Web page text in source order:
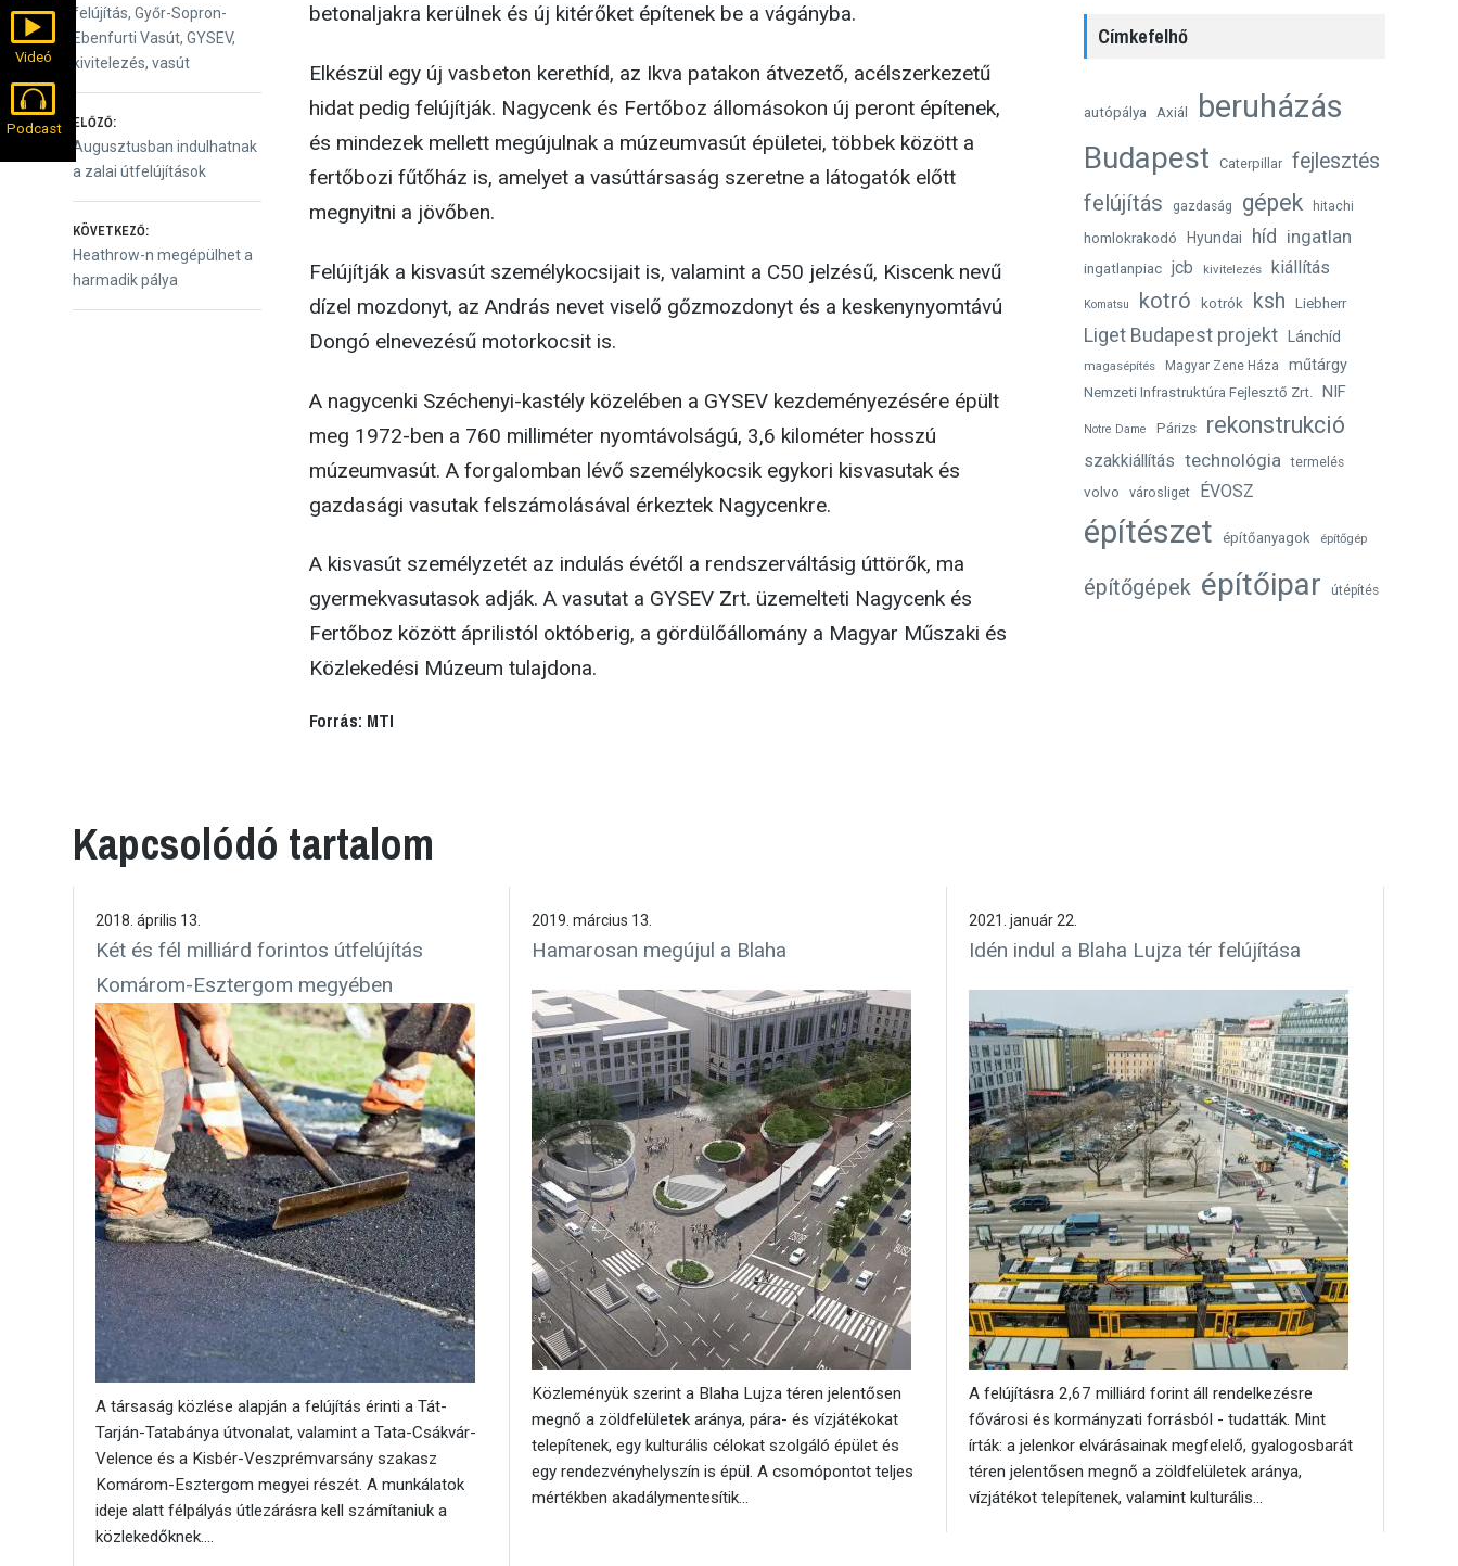
betonaljakra kerülnek és új kitérőket építenek be a vágányba.
Elkészül egy új vasbeton kerethíd, az Ikva patakon átvezető, acélszerkezetű
hidat pedig felújítják. Nagycenk és Fertőboz állomásokon új peront építenek,
és mindezek mellett megújulnak a múzeumvasút épületei, többek között a
fertőbozi fűtőház is, amelyet a vasúttársaság szeretne a látogatók előtt
megnyitni a jövőben.
Felújítják a kisvasút személykocsijait is, valamint a C50 jelzésű, Kiscenk nevű
dízel mozdonyt, az András nevet viselő gőzmozdonyt és a keskenynyomtávú
Dongó elnevezésű motorkocsit is.
A nagycenki Széchenyi-kastély közelében a GYSEV kezdeményezésére épült
meg 1972-ben a 760 milliméter nyomtávolságú, 3,6 kilométer hosszú
múzeumvasút. A forgalomban lévő személykocsik egykori kisvasutak és
gazdasági vasutak felszámolásával érkeztek Nagycenkre.
A kisvasút személyzetét az indulás évétől a rendszerváltásig úttörők, ma
gyermekvasutasok adják. A vasutat a GYSEV Zrt. üzemelteti Nagycenk és
Fertőboz között áprilistól októberig, a gördülőállomány a Magyar Műszaki és
Közlekedési Múzeum tulajdona.
Forrás: MTI
felújítás,Győr-Sopron-
Ebenfurti Vasút,GYSEV,
kivitelezés,vasút
Bejegyzés
navigáció
ELŐZŐ:
Előző
bejegyzés:
Augusztusban indulhatnak
a zalai útfelújítások
KÖVETKEZŐ:
Következő
bejegyzés:
Heathrow-n megépülhet a
harmadik pálya
Címkefelhő
autópálya Axiál beruházás
Budapest Caterpillar fejlesztés
felújítás gazdaság gépek hitachi
homlokrakodó Hyundai híd ingatlan
ingatlanpiac jcb kivitelezés kiállítás
Komatsu kotró kotrók ksh Liebherr
Liget Budapest projekt Lánchíd
magasépítés Magyar Zene Háza műtárgy
Nemzeti Infrastruktúra Fejlesztő Zrt. NIF
Notre Dame Párizs rekonstrukció
szakkiállítás technológia termelés
volvo városliget ÉVOSZ
építészet építőanyagok építőgép
építőgépek építőipar útépítés
Kapcsolódó tartalom
2018. április 13.
Két és fél milliárd forintos útfelújítás
Komárom-Esztergom megyében
A társaság közlése alapján a felújítás érinti a Tát-
Tarján-Tatabánya útvonalat, valamint a Tata-Csákvár-
Velence és a Kisbér-Veszprémvarsány szakasz
Komárom-Esztergom megyei részét. A munkálatok
ideje alatt félpályás útlezárásra kell számítaniuk a
közlekedőknek....
2019. március 13.
Hamarosan megújul a Blaha
Közleményük szerint a Blaha Lujza téren jelentősen
megnő a zöldfelületek aránya, pára- és vízjátékokat
telepítenek, egy kulturális célokat szolgáló épület és
egy rendezvényhelyszín is épül. A csomópontot teljes
mértékben akadálymentesítik...
2021. január 22.
Idén indul a Blaha Lujza tér felújítása
A felújításra 2,67 milliárd forint áll rendelkezésre
fővárosi és kormányzati forrásból - tudatták. Mint
írták: a jelenkor elvárásainak megfelelő, gyalogosbarát
téren jelentősen megnő a zöldfelületek aránya,
vízjátékot telepítenek, valamint kulturális...
Videó
Podcast